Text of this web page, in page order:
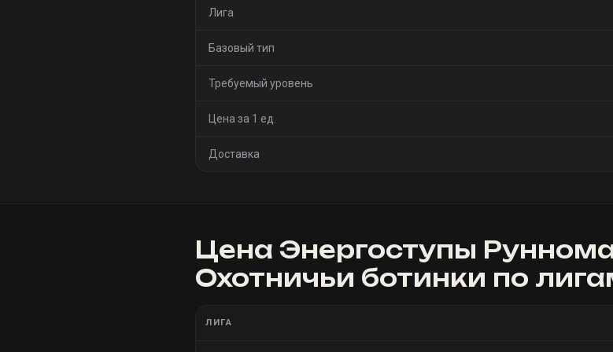
Лига
Базовый тип
Требуемый уровень
Цена за 1 ед.
Доставка
Цена Энергоступы
Охотничьи ботинки по
ЛИГА